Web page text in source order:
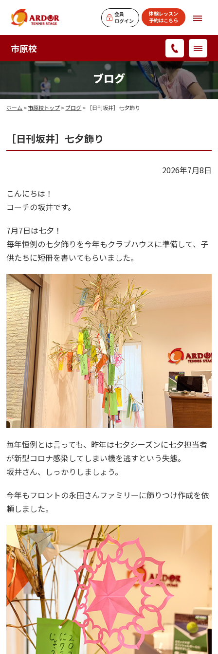
会員
ログイン
体験レッスン
予約はこちら
市原校
ブログ
ホーム >市原校トップ>ブログ> ［日刊坂井］七夕飾り
［日刊坂井］七夕飾り
2026年7月8日
こんにちは！
コーチの坂井です。
7月7日は七夕！
毎年恒例の七夕飾りを今年もクラブハウスに準備して、子
供たちに短冊を書いてもらいました。
毎年恒例とは言っても、昨年は七夕シーズンに七夕担当者
が新型コロナ感染してしまい機を逃すという失態。
坂井さん、しっかりしましょう。
今年もフロントの永田さんファミリーに飾りつけ作成を依
頼しました。